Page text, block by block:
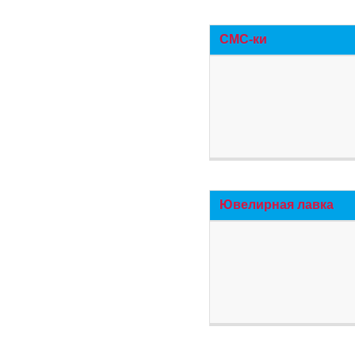
СМС-ки
Ювелирная лавка